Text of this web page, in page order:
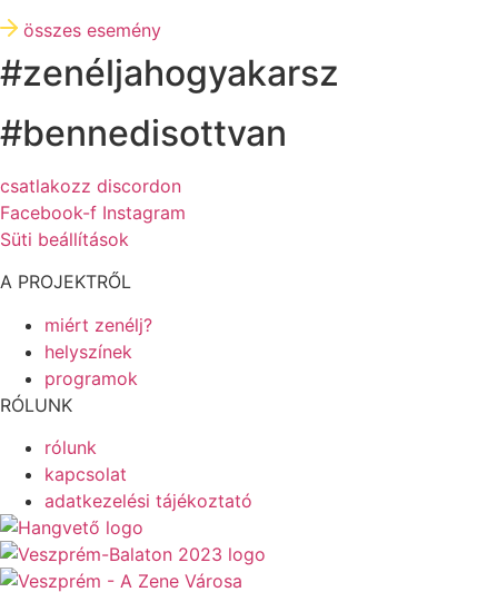
összes esemény
#zenéljahogyakarsz
#bennedisottvan
csatlakozz discordon
Facebook-f Instagram
Süti beállítások
A PROJEKTRŐL
miért zenélj?
helyszínek
programok
RÓLUNK
rólunk
kapcsolat
adatkezelési tájékoztató